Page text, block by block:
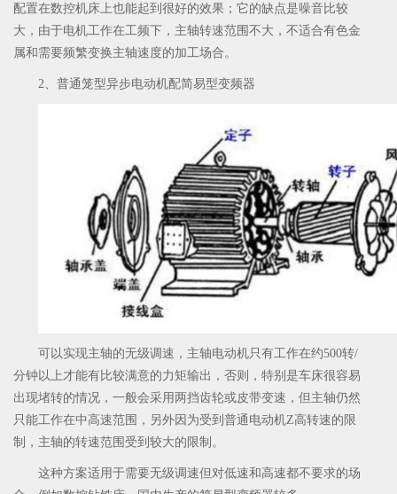
配置在数控机床上也能起到很好的效果；它的缺点是噪音比较
大，由于电机工作在工频下，主轴转速范围不大，不适合有色金
属和需要频繁变换主轴速度的加工场合。
2、普通笼型异步电动机配简易型变频器
可以实现主轴的无级调速，主轴电动机只有工作在约500转/
分钟以上才能有比较满意的力矩输出，否则，特别是车床很容易
出现堵转的情况，一般会采用两挡齿轮或皮带变速，但主轴仍然
只能工作在中高速范围，另外因为受到普通电动机Z高转速的限
制，主轴的转速范围受到较大的限制。
这种方案适用于需要无级调速但对低速和高速都不要求的场